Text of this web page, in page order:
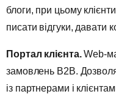
блоги, при цьому
писати відгуки, давати
Портал клієнта.Web-
замовлень B2B.
із партнерами і